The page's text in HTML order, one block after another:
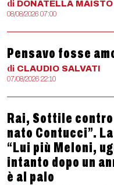
di DONATELLA MAISTO
08/08/2026 07:00
Pensavo fosse
di CLAUDIO SALVATI
07/08/2026 22:10
Rai, Sottile contro
nato Contucci”.
“Lui più Meloni,
intanto dopo un
è al palo